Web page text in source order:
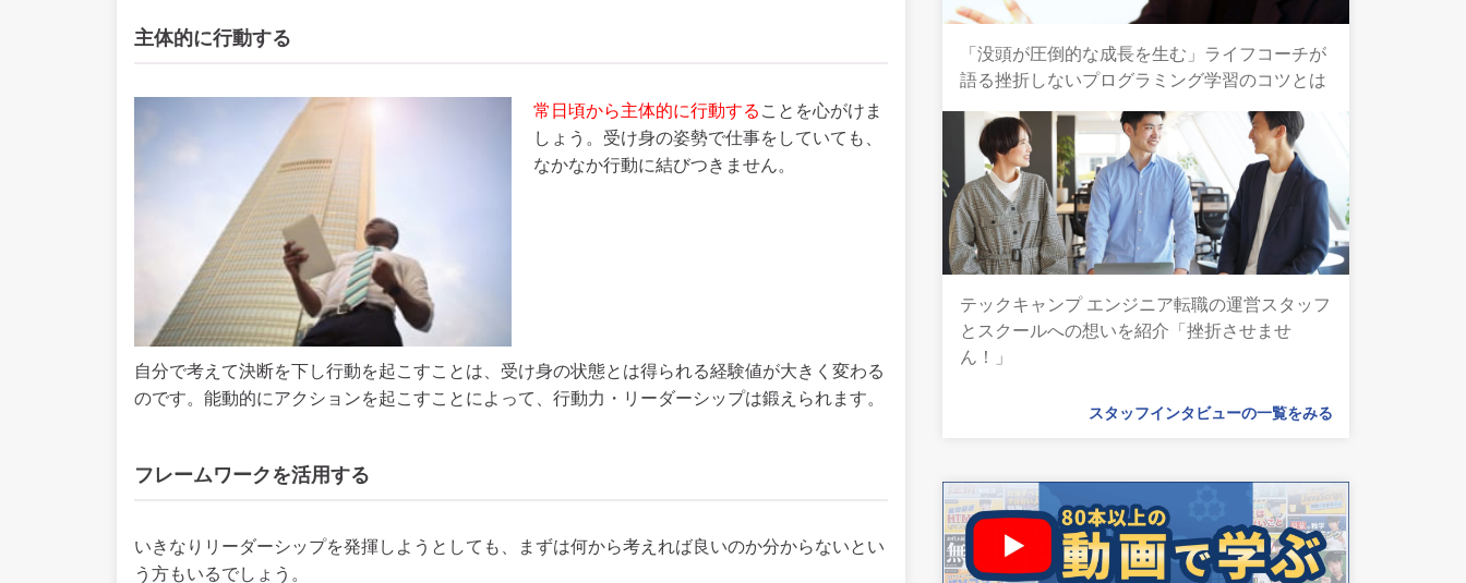
主体的に行動する
常日頃から主体的に行動する ことを心がけま
しょう。受け身の姿勢で仕事をしていても、
なかなか行動に結びつきません。
自分で考えて決断を下し行動を起こすことは、受け身の状態とは得られる経験値が大きく変わる
のです。能動的にアクションを起こすことによって、行動力・リーダーシップは鍛えられます。
フレームワークを活用する
いきなりリーダーシップを発揮しようとしても、まずは何から考えれば良いのか分からないとい
う方もいるでしょう。
「没頭が圧倒的な成長を生む」ライフコーチが
語る挫折しないプログラミング学習のコツとは
テックキャンプ エンジニア転職の運営スタッフ
とスクールへの想いを紹介「挫折させませ
ん！」
スタッフインタビューの一覧をみる